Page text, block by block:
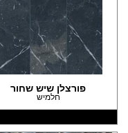
פורצלן שיש שחור
חלמיש